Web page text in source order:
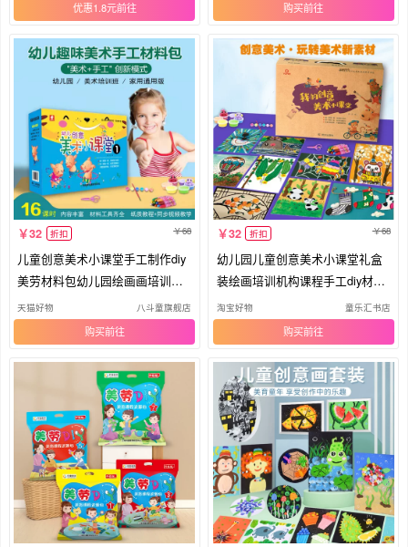
优惠1.8元 购买
32 折扣 68
儿童创意美术小课堂手工制作diy
美劳材料包幼儿园绘画画培训课
程
天猫好物 八斗童旗舰店
购买
32 折扣 68
幼儿园儿童创意美术小课堂礼盒
装绘画培训机构课程手工diy材料
包
淘宝好物 童乐汇书店
购买